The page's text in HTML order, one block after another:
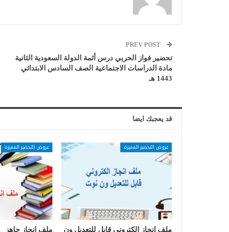
تحضير فواز الحربي درس أئمة الدولة السعودية الثانية
مادة الدراسات الاجتماعية الصف السادس الابتدائي
1443 هـ
قد يعجبك ايضا
عروض التحضير المميزة
ملف انجاز الكتروني قابل للتعديل ون
عروض التحضير المميزة
ملف انجاز جاهز